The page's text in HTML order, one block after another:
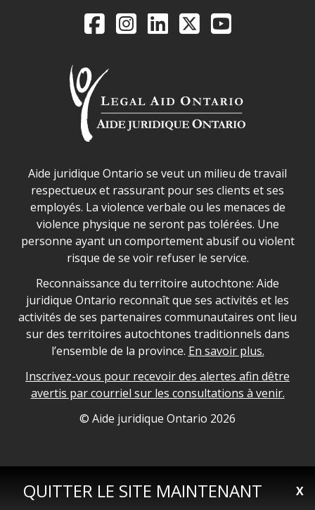
QUITTER LE SITE MAINTENANT X
Legal Aid Ontario
FacebookInstagram
LinkedIn
X YouTube
Déclaration sur la sécurité dans les locaux d'AJO.
Aide juridique Ontario se veut un milieu de travail
respectueux et rassurant pour ses clients et ses
employés. La violence verbale ou les menaces de
violence physique ne seront pas tolérées. Une
personne ayant un comportement abusif ou violent
risque de se voir refuser le service.
Legal Aid Ontario land acknowledgement
Reconnaissance du territoire autochtone: Aide
juridique Ontario reconnaît que ses activités et les
activités de ses partenaires communautaires ont lieu
sur des territoires autochtones traditionnels dans
l’ensemble de la province. En savoir plus.
Inscrivez-vous pour recevoir des alertes afin dêtre
avertis par courriel sur les consultations à venir.
Legal Aid Ontario copyright information
© Aide juridique Ontario 2026